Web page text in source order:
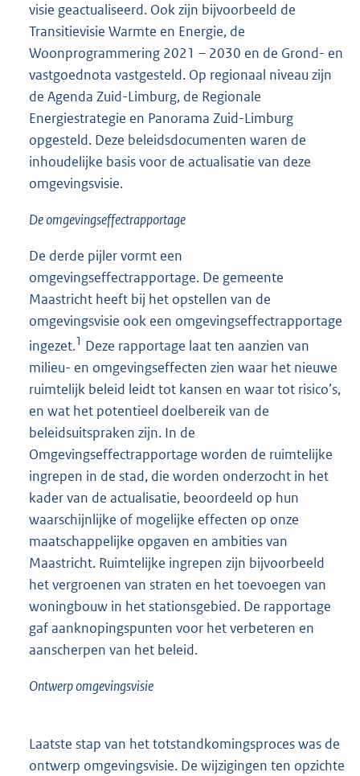
visie geactualiseerd. Ook zijn bijvoorbeeld de
Transitievisie Warmte en Energie, de
Woonprogrammering 2021 – 2030 en de Grond- en
vastgoednota vastgesteld. Op regionaal niveau zijn
de Agenda Zuid-Limburg, de Regionale
Energiestrategie en Panorama Zuid-Limburg
opgesteld. Deze beleidsdocumenten waren de
inhoudelijke basis voor de actualisatie van deze
omgevingsvisie.
De omgevingseffectrapportage
De derde pijler vormt een
omgevingseffectrapportage. De gemeente
Maastricht heeft bij het opstellen van de
omgevingsvisie ook een omgevingseffectrapportage
ingezet.1 Deze rapportage laat ten aanzien van
milieu- en omgevingseffecten zien waar het nieuwe
ruimtelijk beleid leidt tot kansen en waar tot risico’s,
en wat het potentieel doelbereik van de
beleidsuitspraken zijn. In de
Omgevingseffectrapportage worden de ruimtelijke
ingrepen in de stad, die worden onderzocht in het
kader van de actualisatie, beoordeeld op hun
waarschijnlijke of mogelijke effecten op onze
maatschappelijke opgaven en ambities van
Maastricht. Ruimtelijke ingrepen zijn bijvoorbeeld
het vergroenen van straten en het toevoegen van
woningbouw in het stationsgebied. De rapportage
gaf aanknopingspunten voor het verbeteren en
aanscherpen van het beleid.
Ontwerp omgevingsvisie
Laatste stap van het totstandkomingsproces was de
ontwerp omgevingsvisie. De wijzigingen ten opzichte